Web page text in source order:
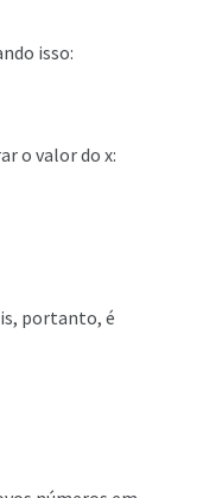
isso:
o valor do x:
portanto, é